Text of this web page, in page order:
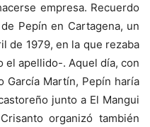
empresa. Recuerdo
Pepín en Cartagena, un
de 1979, en la que rezaba
el apellido-. Aquel día, con
García Martín, Pepín haría
junto a El Mangui
organizó también